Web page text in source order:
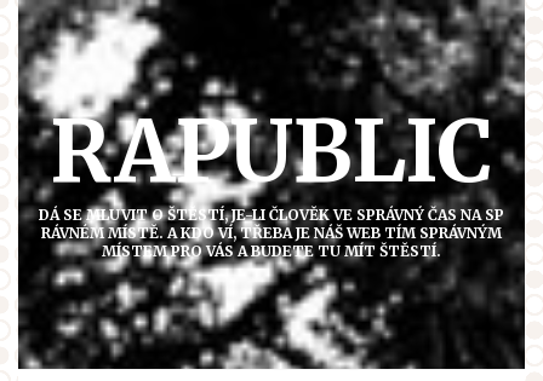
Přejít
obsahu
RAPUBLIC
DÁ SE MLUVIT O ŠTĚSTÍ, JE-LI ČLOVĚK VE SPRÁVNÝ ČAS NA SP
RÁVNÉM MÍSTĚ. A KDO VÍ, TŘEBA JE NÁŠ WEB TÍM SPRÁVNÝM
MÍSTEM PRO VÁS A BUDETE TU MÍT ŠTĚSTÍ.